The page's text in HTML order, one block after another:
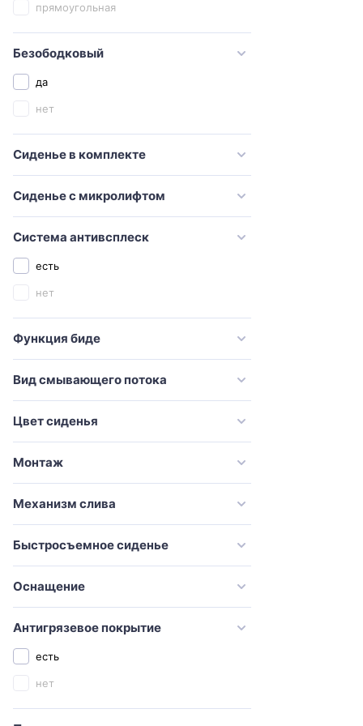
Santeri
STWORKI
Swedbe
TECE
Timo
Vincea
прямоугольная
Безободковый
да
нет
Сиденье в комплекте
Сиденье с микролифтом
Система антивсплеск
есть
нет
Функция биде
Вид смывающего потока
Цвет сиденья
Монтаж
Механизм слива
Быстросъемное сиденье
Оснащение
Антигрязевое покрытие
есть
нет